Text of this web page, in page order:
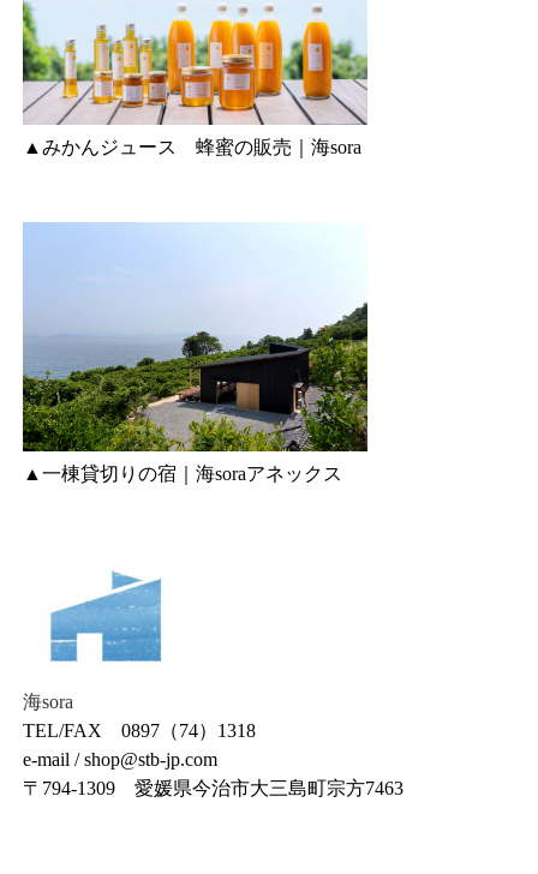
▲みかんジュース 蜂蜜の販売｜海sora
▲一棟貸切りの宿｜海soraアネックス
海sora
TEL/FAX 0897（74）1318
e-mail / shop@stb-jp.com
〒794-1309 愛媛県今治市大三島町宗方7463